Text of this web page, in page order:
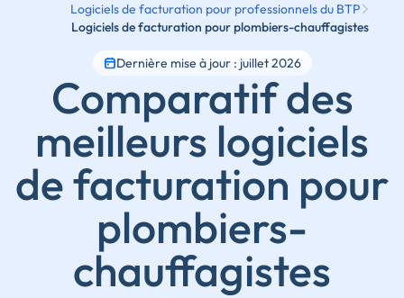
Logiciels de facturation pour professionnels du BTP
Logiciels de facturation pour plombiers-chauffagistes
Dernière mise à jour : juillet 2026
Comparatif des
meilleurs logiciels
de facturation pour
plombiers-
chauffagistes